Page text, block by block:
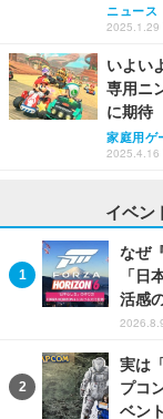
ニュース
2025.1.29
いよい
専用ニ
に期待
家庭用ゲ
2025.4.16
イベン
なぜ
「日
活感
実は
プコ
ベン